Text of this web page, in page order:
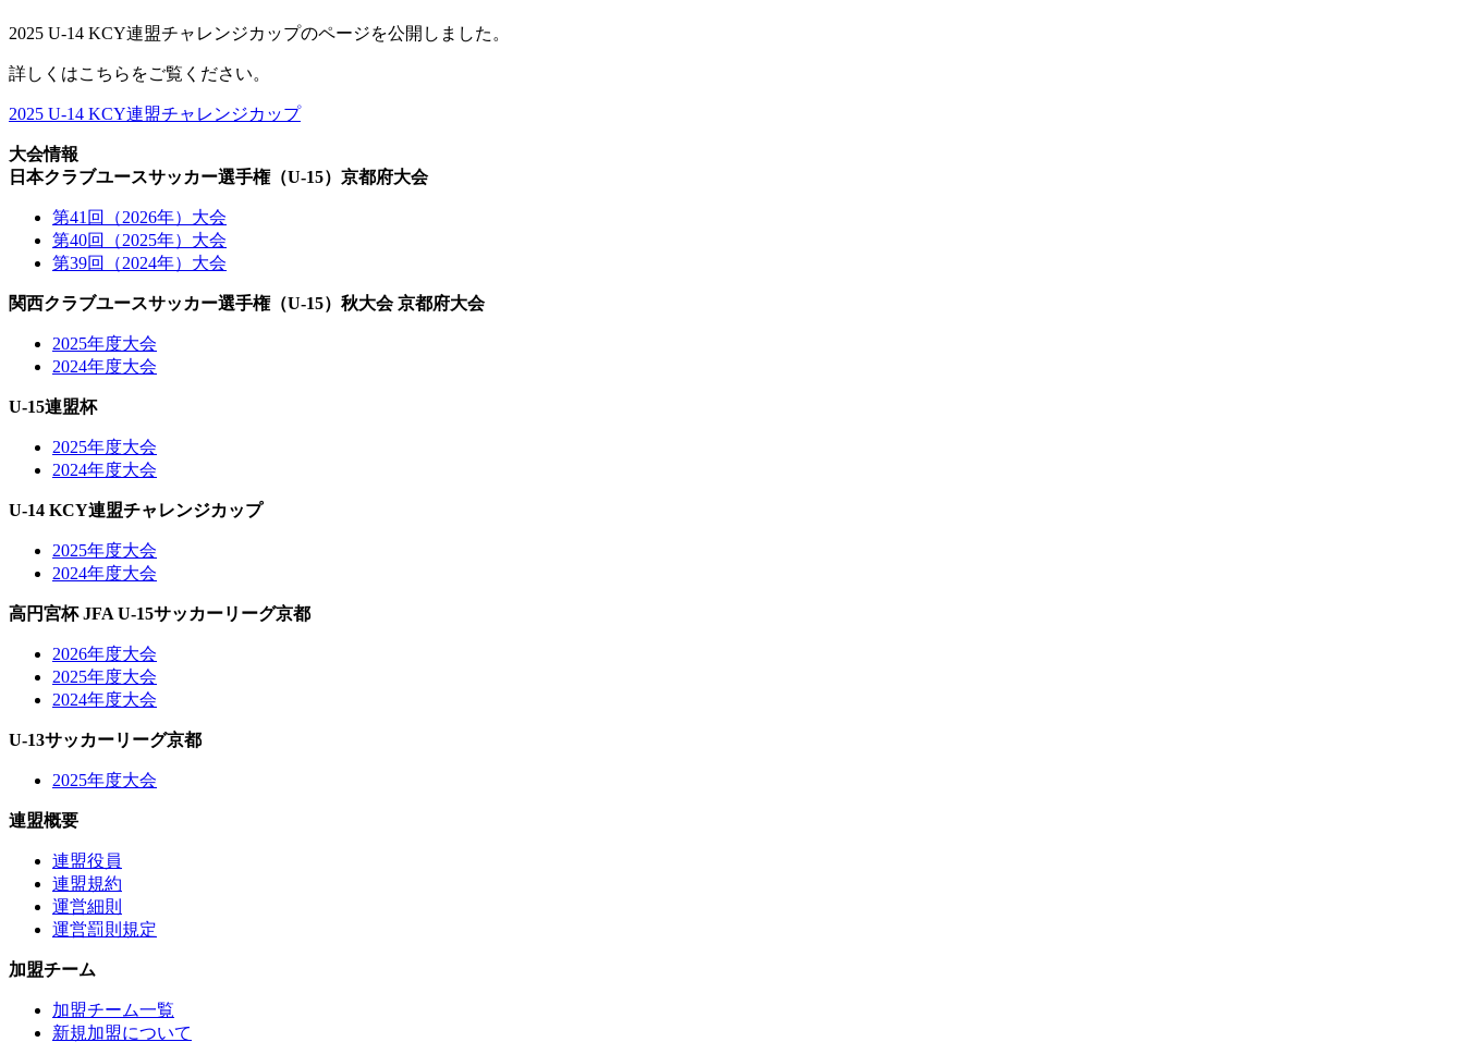
2025 U-14 KCY連盟チャレンジカップのページを公開しました。
詳しくはこちらをご覧ください。
2025 U-14 KCY連盟チャレンジカップ
大会情報
日本クラブユースサッカー選手権（U-15）京都府大会
第41回（2026年）大会
第40回（2025年）大会
第39回（2024年）大会
関西クラブユースサッカー選手権（U-15）秋大会 京都府大会
2025年度大会
2024年度大会
U-15連盟杯
2025年度大会
2024年度大会
U-14 KCY連盟チャレンジカップ
2025年度大会
2024年度大会
高円宮杯 JFA U-15サッカーリーグ京都
2026年度大会
2025年度大会
2024年度大会
U-13サッカーリーグ京都
2025年度大会
連盟概要
連盟役員
連盟規約
運営細則
運営罰則規定
加盟チーム
加盟チーム一覧
新規加盟について